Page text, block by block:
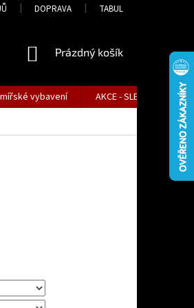
DOPRAVA TABULKA VELIKOSTÍ
NÁKUPNÍ
Prázdný košík
vybavení AKCE - SLEVY